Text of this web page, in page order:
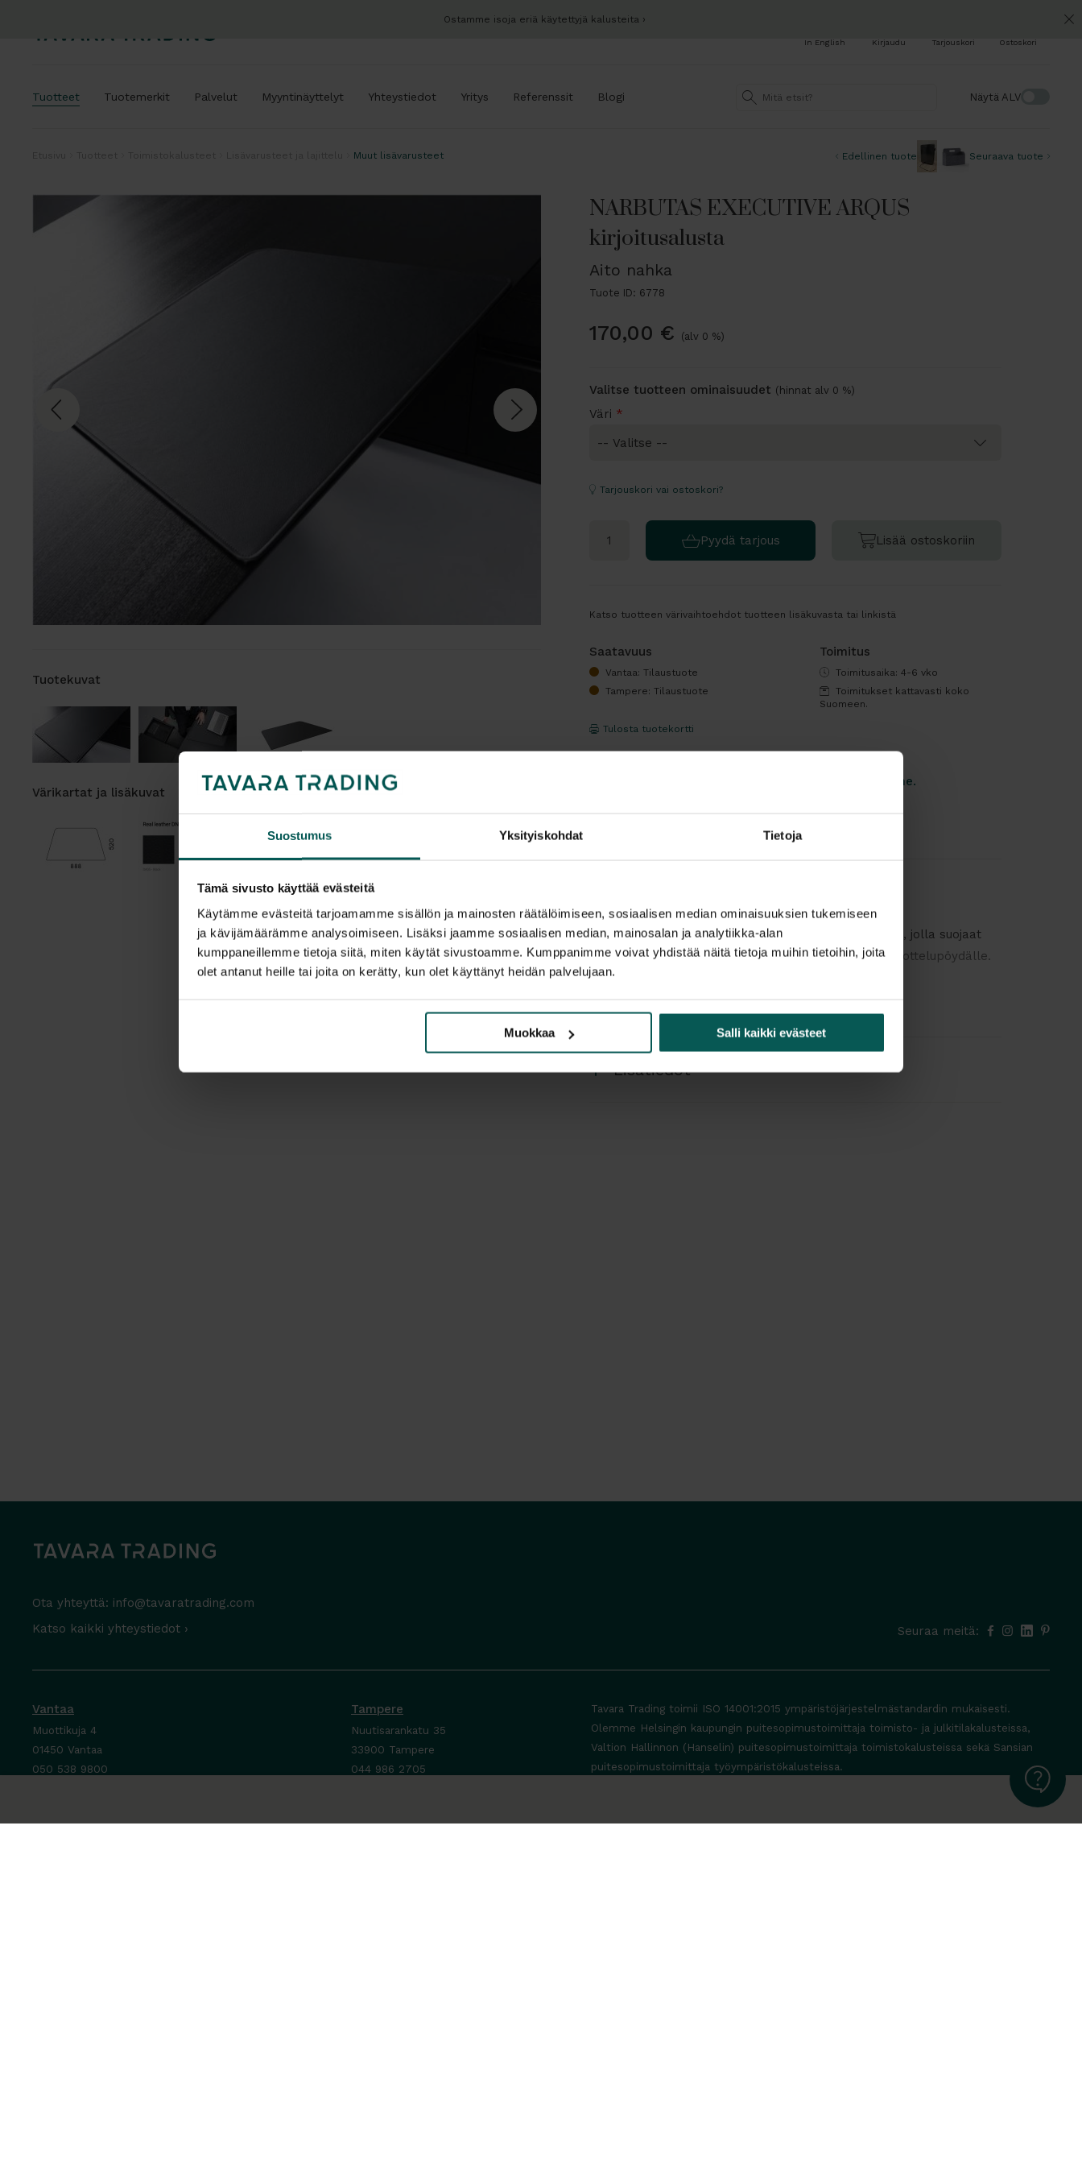
Suostumus Yksityiskohdat Tietoja
Tämä sivusto käyttää evästeitä
Käytämme evästeitä tarjoamamme sisällön ja mainosten räätälöimiseen, sosiaalisen median ominaisuuksien tukemiseen
ja kävijämäärämme analysoimiseen. Lisäksi jaamme sosiaalisen median, mainosalan ja analytiikka-alan
kumppaneillemme tietoja siitä, miten käytät sivustoamme. Kumppanimme voivat yhdistää näitä tietoja muihin tietoihin, joita
olet antanut heille tai joita on kerätty, kun olet käyttänyt heidän palvelujaan.
Muokkaa Salli kaikki evästeet
Ostamme isoja eriä käytettyjä kalusteita
Ostoskori
Tarjouskori
Kirjaudu
In English
Näytä ALV
Tuotteet Tuotemerkit Palvelut Myyntinäyttelyt Yhteystiedot Yritys Referenssit Blogi
Muut lisävarusteet Edellinen tuote Seuraava tuote
Tuotekuvat
Värikartat ja lisäkuvat
NARBUTAS EXECUTIVE ARQUS
kirjoitusalusta
Aito nahka
Tuote ID: 6778
170,00 € (alv 0 %)
Valitse tuotteen ominaisuudet (hinnat alv 0 %)
Väri *
Tarjouskori vai ostoskori?
Pyydä tarjous Lisää ostoskoriin
Katso tuotteen värivaihtoehdot tuotteen lisäkuvasta tai linkistä
Saatavuus
Vantaa: Tilaustuote
Tampere: Tilaustuote
Toimitus
Toimitusaika: 4-6 vko
Toimitukset kattavasti koko
Suomeen.
Tulosta tuotekortti
Kaikki valmistajan tuotteet tilattavissa kauttamme.
NARBUTAKSEN tyylikäs nahkainen kirjoitusalusta, jolla suojaat
pöytää. Mainio tuote omalle työpöydälle tai neuvottelupöydälle.
Saatavilla eri värejä.
Värivaihtoehdot:musta tai tumman ruskea
Lisätiedot
Ota yhteyttä: info@tavaratrading.com
Katso kaikki yhteystiedot ›
Seuraa meitä:
Vantaa
Muottikuja 4
01450 Vantaa
050 538 9800
Tampere
Nuutisarankatu 35
33900 Tampere
044 986 2705
Tavara Trading toimii ISO 14001:2015 ympäristöjärjestelmästandardin mukaisesti.
Olemme Helsingin kaupungin puitesopimustoimittaja toimisto- ja julkitilakalusteissa,
Valtion Hallinnon (Hanselin) puitesopimustoimittaja toimistokalusteissa sekä Sansian
puitesopimustoimittaja työympäristökalusteissa.